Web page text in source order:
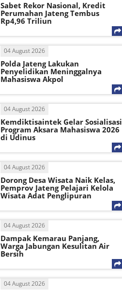
Sabet Rekor Nasional, Kredit
Perumahan Jateng Tembus
Rp4,96 Triliun
04 August 2026
Polda Jateng Lakukan
Penyelidikan Meninggalnya
Mahasiswa Akpol
04 August 2026
Kemdiktisaintek Gelar Sosialisasi
Program Aksara Mahasiswa 2026
di Udinus
04 August 2026
Dorong Desa Wisata Naik Kelas,
Pemprov Jateng Pelajari Kelola
Wisata Adat Penglipuran
04 August 2026
Dampak Kemarau Panjang,
Warga Jabungan Kesulitan Air
Bersih
04 August 2026